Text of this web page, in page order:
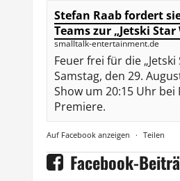
Stefan Raab fordert
Teams zur „Jetski Star
smalltalk-entertainment.de
Feuer frei für die „Jetski
Samstag, den 29.
Show um 20:15 Uhr bei
Premiere.
Auf Facebook anzeigen · Teilen
Facebook-